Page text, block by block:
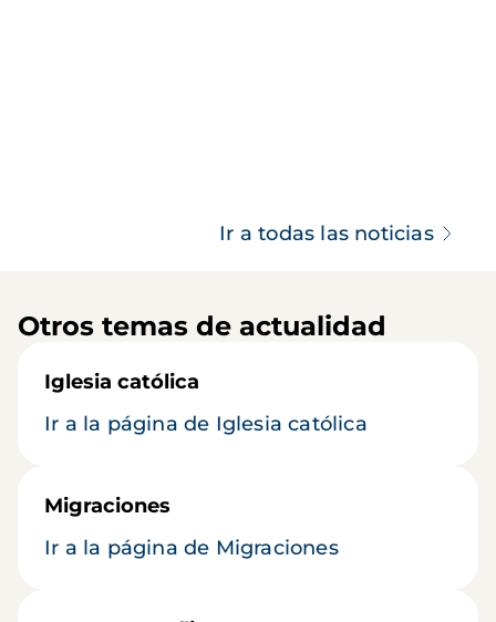
Ir a todas las noticias
Otros temas de actualidad
Iglesia católica
Ir a la página de Iglesia católica
Migraciones
Ir a la página de Migraciones